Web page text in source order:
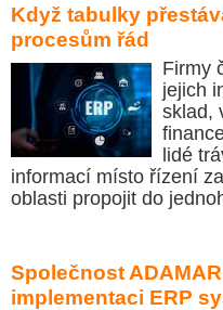
Když tabulky
procesům řád
Firmy
jejich
sklad,
lidé
informací místo řízení
oblasti propojit do
Společnost
implementaci ERP